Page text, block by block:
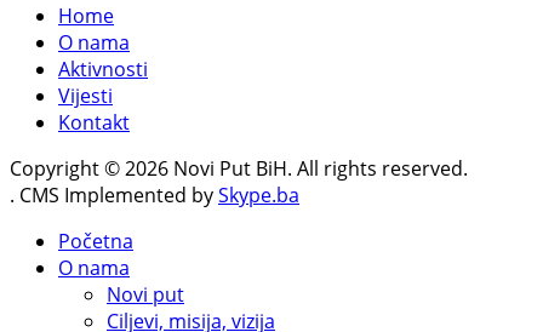
Home
O nama
Aktivnosti
Vijesti
Kontakt
Copyright © 2026 Novi Put BiH. All rights reserved.
. CMS Implemented bySkype.ba
Početna
O nama
Novi put
Ciljevi, misija, vizija